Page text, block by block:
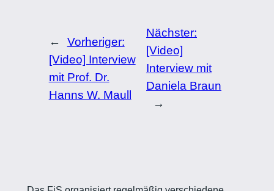
←
Vorheriger:
[Video] Interview
mit Prof. Dr.
Hanns W. Maull
Nächster:
[Video]
Interview mit
Daniela Braun
→